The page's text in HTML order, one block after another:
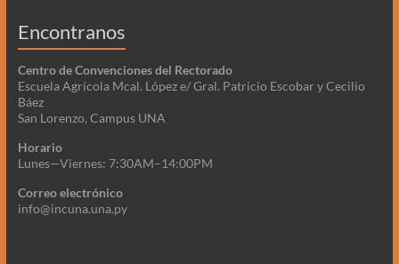
Encontranos
Centro de Convenciones del Rectorado
Escuela Agrícola Mcal. López e/ Gral. Patricio Escobar y Cecilio
Báez
San Lorenzo, Campus UNA
Horario
Lunes—Viernes: 7:30AM–14:00PM
Correo electrónico
info@incuna.una.py